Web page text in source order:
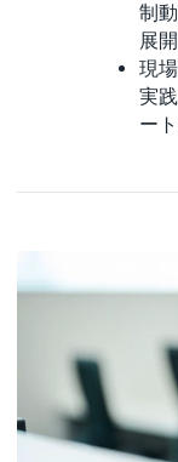
制
展
現
実
ー